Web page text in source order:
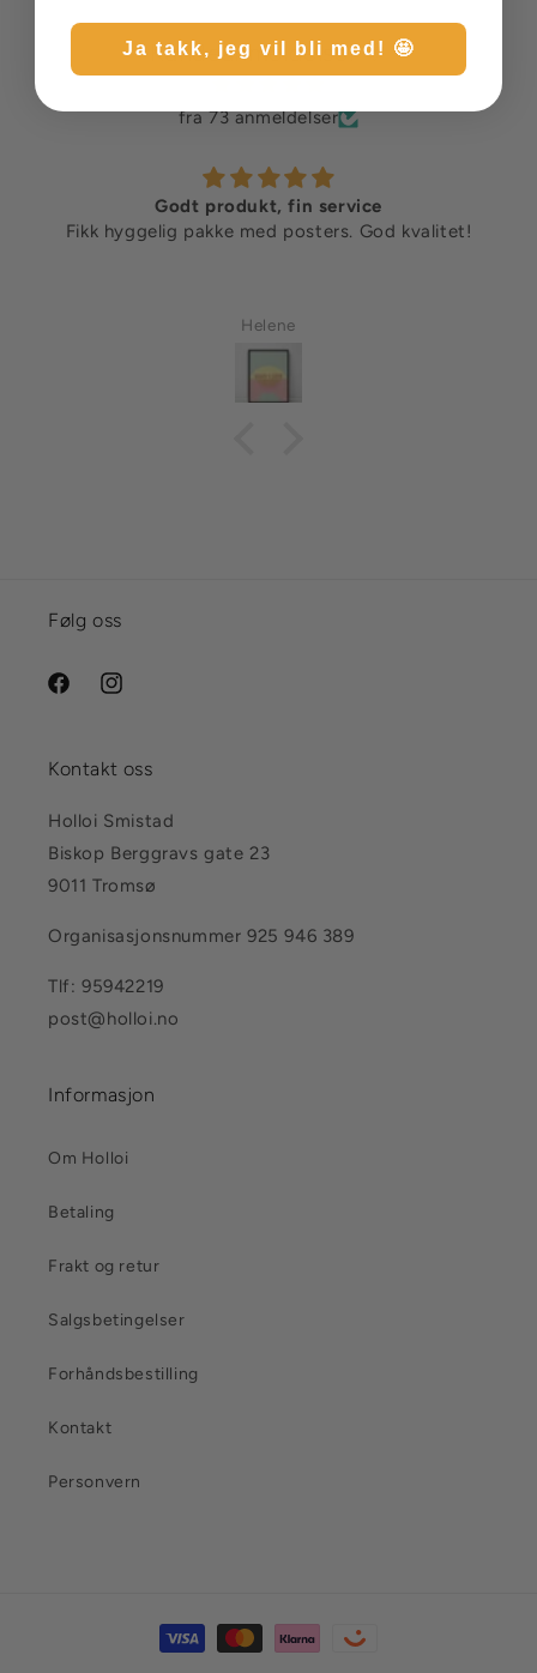
Kundeanmeldelser 💛
fra 73 anmeldelser
Godt produkt, fin service
Fikk hyggelig pakke med posters. God kvalitet!
Helene
Følg oss
FacebookInstagram
Kontakt oss
Holloi Smistad
Biskop Berggravs gate 23
9011 Tromsø
Organisasjonsnummer 925 946 389
Tlf: 95942219
post@holloi.no
Informasjon
Om Holloi
Betaling
Frakt og retur
Salgsbetingelser
Forhåndsbestilling
Kontakt
Personvern
Betalingsmåter
Ja takk, jeg vil bli med! 🤩